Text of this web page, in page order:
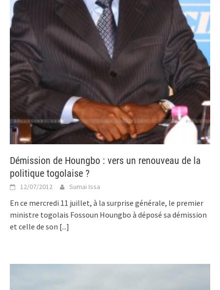
Démission de Houngbo : vers un renouveau de la
politique togolaise ?
12/07/2012 Sumai Issa
En ce mercredi 11 juillet, à la surprise générale, le premier
ministre togolais Fossoun Houngbo à déposé sa démission
et celle de son [...]